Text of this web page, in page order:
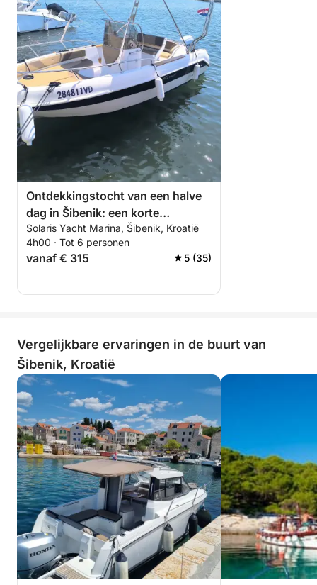
Ontdekkingstocht van een halve
dag in Šibenik: een korte
ontsnapping op een motorboot.
Solaris Yacht Marina, Šibenik, Kroatië
4h00 · Tot 6 personen
vanaf € 315 5 (35)
Vergelijkbare ervaringen in de buurt van
Šibenik, Kroatië